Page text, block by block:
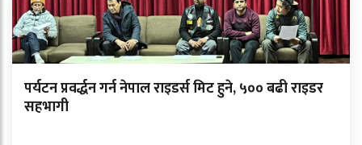
पर्यटन प्रवर्द्धन गर्न नेपाल राइडर्स मिट हुने, ५०० बढी राइडर
सहभागी